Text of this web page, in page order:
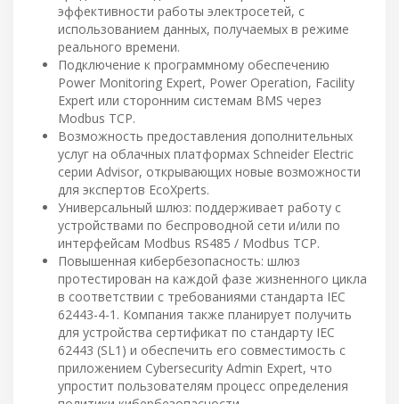
эффективности работы электросетей, с
использованием данных, получаемых в режиме
реального времени.
Подключение к программному обеспечению
Power Monitoring Expert, Power Operation, Facility
Expert или сторонним системам BMS через
Modbus TCP.
Возможность предоставления дополнительных
услуг на облачных платформах Schneider Electric
серии Advisor, открывающих новые возможности
для экспертов EcoXperts.
Универсальный шлюз: поддерживает работу с
устройствами по беспроводной сети и/или по
интерфейсам Modbus RS485 / Modbus TCP.
Повышенная кибербезопасность: шлюз
протестирован на каждой фазе жизненного цикла
в соответствии с требованиями стандарта IEC
62443-4-1. Компания также планирует получить
для устройства сертификат по стандарту IEC
62443 (SL1) и обеспечить его совместимость с
приложением Cybersecurity Admin Expert, что
упростит пользователям процесс определения